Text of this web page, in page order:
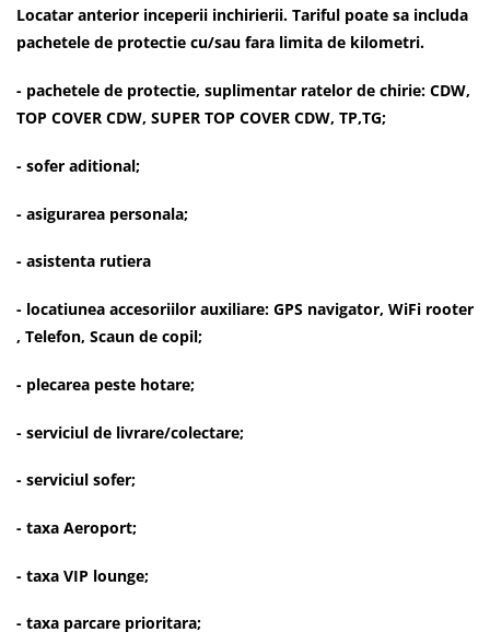
Locatar anterior inceperii inchirierii. Tariful poate sa includa
pachetele de protectie cu/sau fara limita de kilometri.
- pachetele de protectie, suplimentar ratelor de chirie: CDW,
TOP COVER CDW, SUPER TOP COVER CDW, TP,TG;
- sofer aditional;
- asigurarea personala;
- asistenta rutiera
- locatiunea accesoriilor auxiliare: GPS navigator, WiFi rooter
, Telefon, Scaun de copil;
- plecarea peste hotare;
- serviciul de livrare/colectare;
- serviciul sofer;
- taxa Aeroport;
- taxa VIP lounge;
- taxa parcare prioritara;